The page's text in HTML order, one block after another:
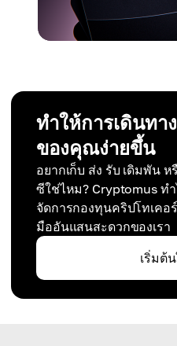
ทำให้การเดินทา
ของคุณง่ายขึ้น
อยากเก็บ ส่ง รับ เดิมพัน
ซีใช่ไหม? Cryptomus ท
จัดการกองทุนคริปโทเคอ
มืออันแสนสะดวกของเรา
เริ่มต้